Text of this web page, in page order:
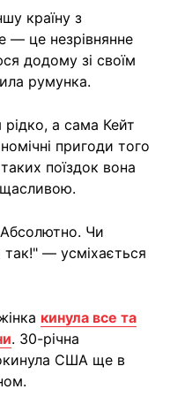
країну з
— це незрівнянне
додому зі своїм
румунка.
а сама Кейт
пригоди того
поїздок вона
Чи
— усміхається
кинула все та
. 30-річна
США ще в